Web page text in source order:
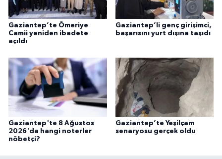
Gaziantep’te Ömeriye
Camii yeniden ibadete
açıldı
Gaziantep’li genç girişimci,
başarısını yurt dışına taşıdı
Gaziantep'te 8 Ağustos
2026'da hangi noterler
nöbetçi?
Gaziantep’te Yeşilçam
senaryosu gerçek oldu